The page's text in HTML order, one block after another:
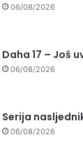
06/08/2026
Daha 17 – Još
06/08/2026
Serija
06/08/2026